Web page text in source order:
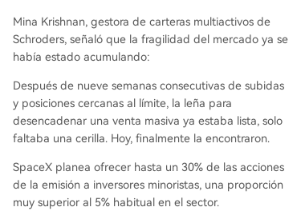
Mina Krishnan, gestora de carteras multiactivos de
Schroders, señaló que la fragilidad del mercado ya se
había estado acumulando:
Después de nueve semanas consecutivas de subidas
y posiciones cercanas al límite, la leña para
desencadenar una venta masiva ya estaba lista, solo
faltaba una cerilla. Hoy, finalmente la encontraron.
SpaceX planea ofrecer hasta un 30% de las acciones
de la emisión a inversores minoristas, una proporción
muy superior al 5% habitual en el sector.